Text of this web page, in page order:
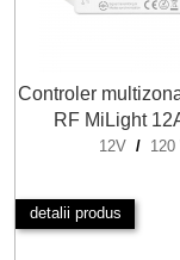
Controler
RF MiLight
12V / 120
detalii produs